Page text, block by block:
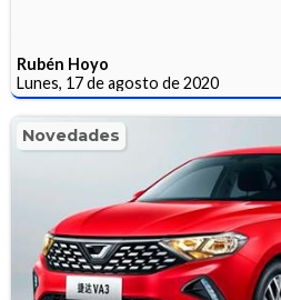
Rubén Hoyo
Lunes, 17 de agosto de 2020
Novedades